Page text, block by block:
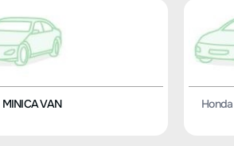
MINICA VAN Honda